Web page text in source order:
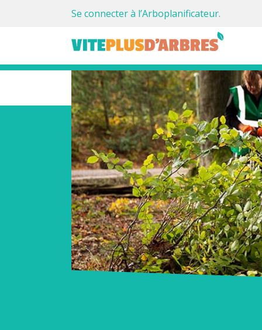
Se connecter à l’Arboplanificateur.